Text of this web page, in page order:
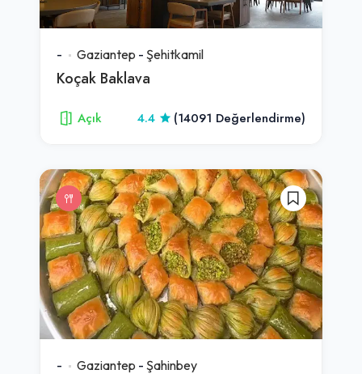
- Gaziantep - Şehitkamil
Koçak Baklava
Açık 4.4 (14091 Değerlendirme)
- Gaziantep - Şahinbey